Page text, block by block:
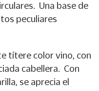
Una base de
peculiares
títere color vino, con
cabellera. Con
se aprecia el